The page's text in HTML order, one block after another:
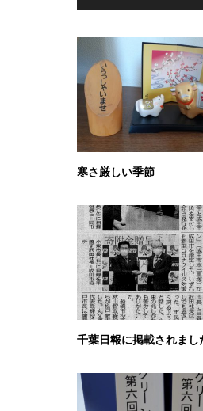
寒さ厳しい季節
千葉日報に掲載されまし